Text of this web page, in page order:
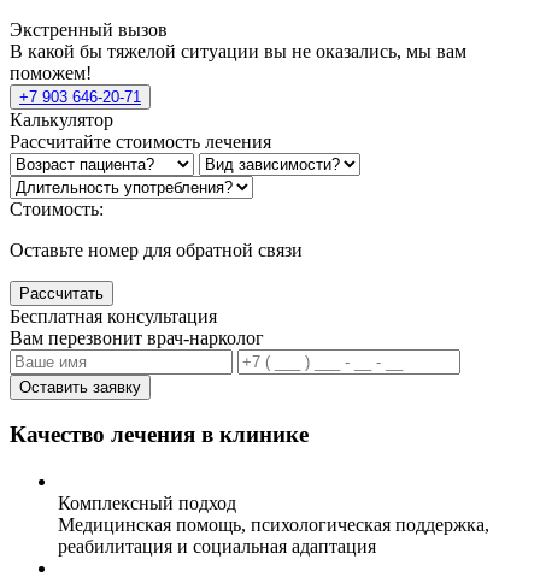
Экстренный вызов
В какой бы тяжелой ситуации вы не оказались, мы вам
поможем!
+7 903 646-20-71
Калькулятор
Рассчитайте стоимость лечения
Стоимость:
Оставьте номер для обратной связи
Рассчитать
Бесплатная консультация
Вам перезвонит врач-нарколог
Оставить заявку
Качество лечения в клинике
Комплексный подход
Медицинская помощь, психологическая поддержка,
реабилитация и социальная адаптация